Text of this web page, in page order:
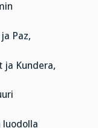
Paz,
ja Kundera,